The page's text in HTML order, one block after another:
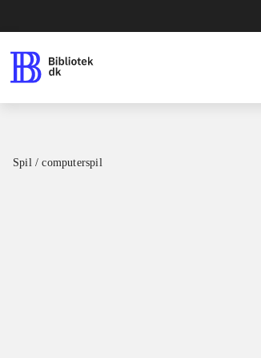
Spil / computerspil